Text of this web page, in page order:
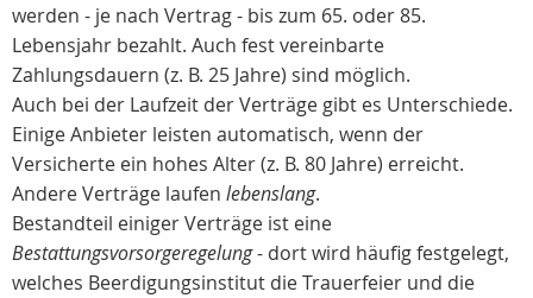
werden - je nach Vertrag - bis zum 65. oder 85.
Lebensjahr bezahlt. Auch fest vereinbarte
Zahlungsdauern (z. B. 25 Jahre) sind möglich.
Auch bei der Laufzeit der Verträge gibt es Unterschiede.
Einige Anbieter leisten automatisch, wenn der
Versicherte ein hohes Alter (z. B. 80 Jahre) erreicht.
Andere Verträge laufen lebenslang.
Bestandteil einiger Verträge ist eine
Bestattungsvorsorgeregelung- dort wird häufig festgelegt,
welches Beerdigungsinstitut die Trauerfeier und die